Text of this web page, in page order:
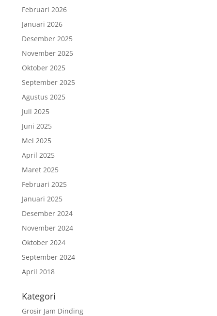
Februari 2026
Januari 2026
Desember 2025
November 2025
Oktober 2025
September 2025
Agustus 2025
Juli 2025
Juni 2025
Mei 2025
April 2025
Maret 2025
Februari 2025
Januari 2025
Desember 2024
November 2024
Oktober 2024
September 2024
April 2018
Kategori
Grosir Jam Dinding